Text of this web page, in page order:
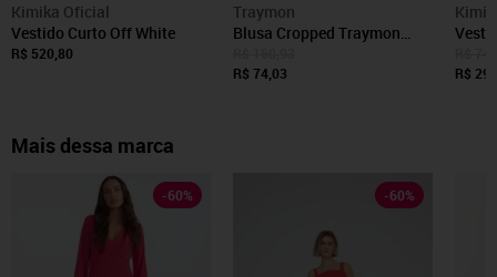
Kimika Oficial
Vestido Curto Off White
R$ 520,80
Traymon
Blusa Cropped Traymon
R$ 74,03
R$
Mais dessa marca
-60% -60%